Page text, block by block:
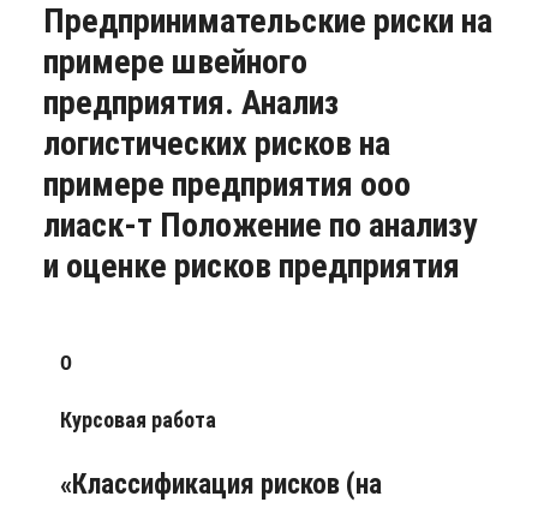
Предпринимательские риски на
примере швейного
предприятия. Анализ
логистических рисков на
примере предприятия ооо
лиаск-т Положение по анализу
и оценке рисков предприятия
0
Курсовая работа
«Классификация рисков (на